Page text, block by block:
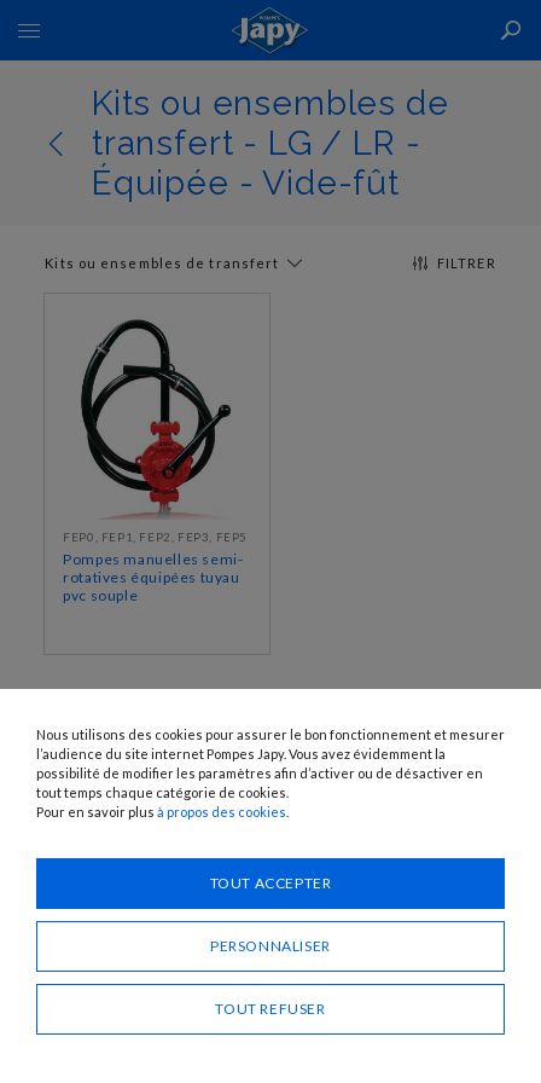
Basculer
la
navigationKits ou ensembles de
transfert - LG / LR -
Équipée - Vide-fût
FILTRER
Kits ou ensembles de transfert
FEP0, FEP1, FEP2, FEP3, FEP5
Pompes manuelles semi-
rotatives équipées tuyau
pvc souple
1120 Avenue OEHMICHEN - CS80015 - FR-25460 ÉTUPES
info@pompes-japy.com
FacebookVimeo
Nous utilisons des cookies pour assurer le bon fonctionnement et mesurer
l’audience du site internet Pompes Japy. Vous avez évidemment la
possibilité de modifier les paramètres afin d’activer ou de désactiver en
tout temps chaque catégorie de cookies.
Pour en savoir plus à propos des cookies
TOUT ACCEPTER
PERSONNALISER
TOUT REFUSER